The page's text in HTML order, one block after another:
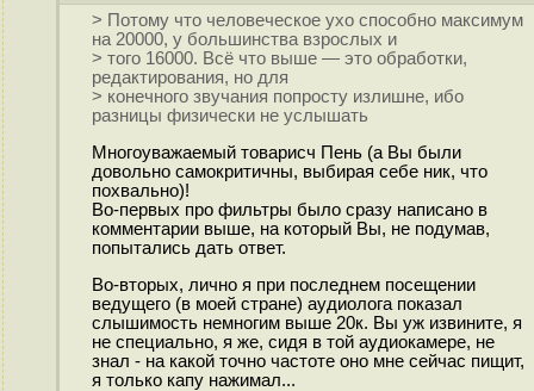
> Потому что человеческое ухо способно максимум
на 20000, у большинства взрослых и
> того 16000. Всё что выше — это обработки,
редактирования, но для
> конечного звучания попросту излишне, ибо
разницы физически не услышать
Многоуважаемый товарисч Пень (а Вы были
довольно самокритичны, выбирая себе ник, что
похвально)!
Во-первых про фильтры было сразу написано в
комментарии выше, на который Вы, не подумав,
попытались дать ответ.
Во-вторых, лично я при последнем посещении
ведущего (в моей стране) аудиолога показал
слышимость немногим выше 20к. Вы уж извините, я
не специально, я же, сидя в той аудиокамере, не
знал - на какой точно частоте оно мне сейчас пищит,
я только капу нажимал...